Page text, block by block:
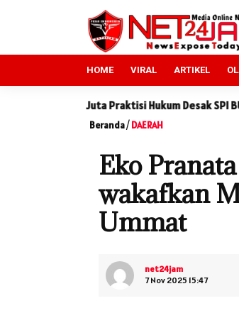
HOME VIRAL ARTIKEL
Desak SPI BUMN dan Direksi PT PMN Usut
Beranda/DAERAH
Eko
wakafkan
Ummat
net24jam
7 Nov 2025 15:47